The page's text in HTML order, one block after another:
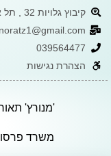
קיבוץ גלויות 32 , תל אביב
039564477
הצהרת נגישות
'מנורץ'
משרד